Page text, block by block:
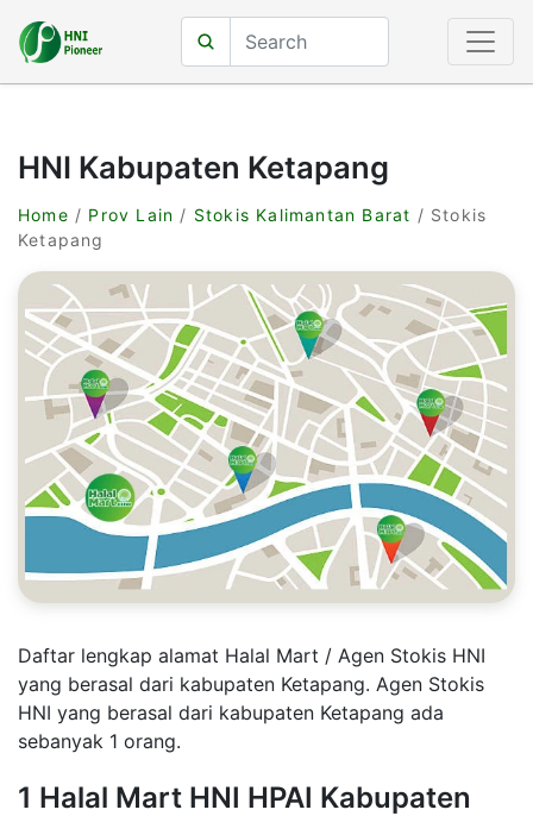
HNI Kabupaten Ketapang
Home / Prov Lain / Stokis Kalimantan Barat / Stokis
Ketapang
Daftar lengkap alamat Halal Mart / Agen Stokis HNI
yang berasal dari kabupaten Ketapang. Agen Stokis
HNI yang berasal dari kabupaten Ketapang ada
sebanyak 1 orang.
1 Halal Mart HNI HPAI Kabupaten